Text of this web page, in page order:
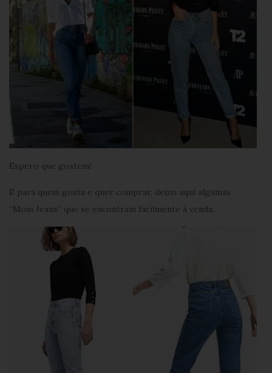
Espero que gostem!
E para quem gosta e quer comprar, deixo aqui algumas
“Mom Jeans” que se encontram facilmente à venda.